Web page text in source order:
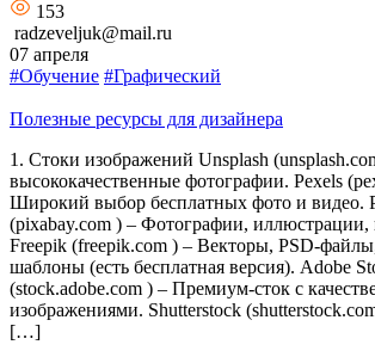
153
radzeveljuk@mail.ru
07 апреля
#Обучение #Графический
Полезные ресурсы для дизайнера
1. Стоки изображений Unsplash
высококачественные фотографии. Pexels
Широкий выбор бесплатных фото и видео.
(pixabay.com ) – Фотографии, иллюстрации,
Freepik (freepik.com ) – Векторы, PSD-
шаблоны (есть бесплатная версия). Adobe
(stock.adobe.com ) – Премиум-сток с
изображениями. Shutterstock
[…]